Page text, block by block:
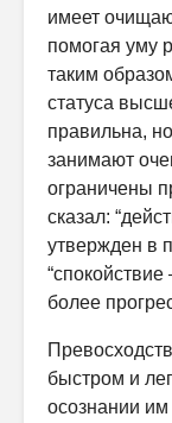
имеет
помогая уму
таким
статуса
правильна,
занимают
ограничены
сказал:
утвержден в
более
быстром и
осознании